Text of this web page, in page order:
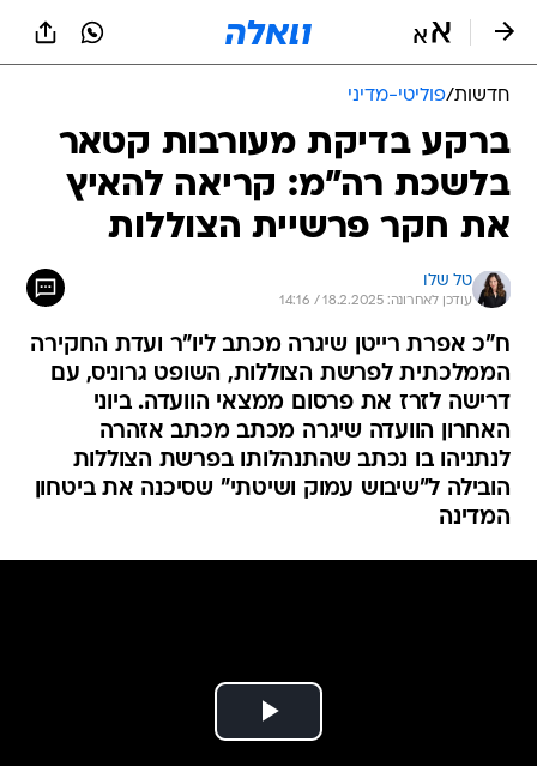
חדשות/פוליטי-מדיני
ברקע בדיקת מעורבות קטאר
בלשכת רה"מ: קריאה להאיץ
את חקר פרשיית הצוללות
טל שלו
עודכן לאחרונה: 18.2.2025 / 14:16
ח"כ אפרת רייטן שיגרה מכתב ליו"ר ועדת החקירה
הממלכתית לפרשת הצוללות, השופט גרוניס, עם
דרישה לזרז את פרסום ממצאי הוועדה. ביוני
האחרון הוועדה שיגרה מכתב מכתב אזהרה
לנתניהו בו נכתב שהתנהלותו בפרשת הצוללות
הובילה ל"שיבוש עמוק ושיטתי" שסיכנה את ביטחון
המדינה